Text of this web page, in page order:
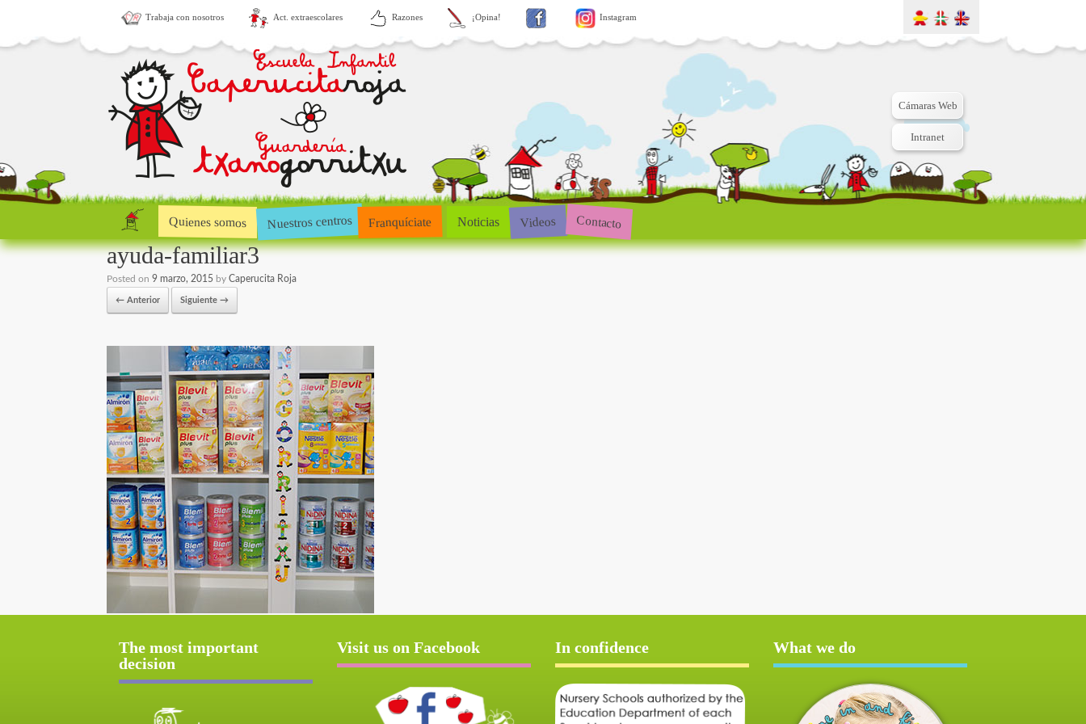
Trabaja con nosotros Act. extraescolares Razones ¡Opina! Instagram
Cámaras Web
Intranet
Quienes somos Nuestros centros Franquíciate Noticias Videos Contacto
ayuda-familiar3
Posted on 9 marzo, 2015 by Caperucita Roja
← Anterior Siguiente →
The most important
decision
Visit us on Facebook In confidence What we do